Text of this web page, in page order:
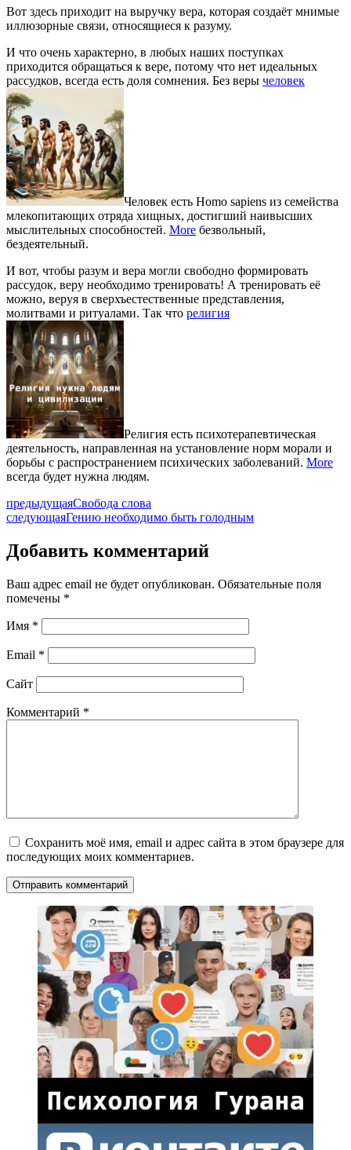
Вот здесь приходит на выручку вера, которая создаёт мнимые
иллюзорные связи, относящиеся к разуму.
И что очень характерно, в любых наших поступках
приходится обращаться к вере, потому что нет идеальных
рассудков, всегда есть доля сомнения. Без веры человек
Человек есть Homo sapiens из семейства
млекопитающих отряда хищных, достигший наивысших
мыслительных способностей. More безвольный,
бездеятельный.
И вот, чтобы разум и вера могли свободно формировать
рассудок, веру необходимо тренировать! А тренировать её
можно, веруя в сверхъестественные представления,
молитвами и ритуалами. Так что религия
Религия есть психотерапевтическая
деятельность, направленная на установление норм морали и
борьбы с распространением психических заболеваний. More
всегда будет нужна людям.
предыдущаяСвобода слова
следующаяГению необходимо быть голодным
Добавить комментарий
Ваш адрес email не будет опубликован. Обязательные поля
помечены *
Имя *
Email *
Сайт
Комментарий *
Сохранить моё имя, email и адрес сайта в этом браузере для
последующих моих комментариев.